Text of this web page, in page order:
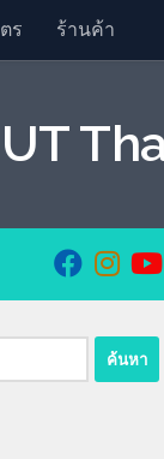
ร ร้านค้า